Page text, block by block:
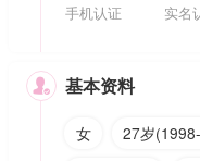
手机认证 实名
 基本资料
女 27岁